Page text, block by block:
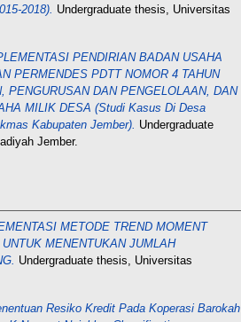
2018). Undergraduate thesis, Universitas
PENDIRIAN BADAN USAHA
PERMENDES PDTT NOMOR 4 TAHUN
PENGURUSAN DAN PENGELOLAAN, DAN
MILIK DESA (Studi Kasus Di Desa
Kabupaten Jember). Undergraduate
Jember.
METODE TREND MOMENT
MENENTUKAN JUMLAH
Undergraduate thesis, Universitas
Resiko Kredit Pada Koperasi Barokah